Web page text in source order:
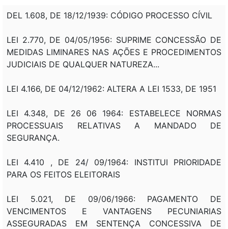
DEL 1.608, DE 18/12/1939: CÓDIGO PROCESSO CÍVIL
LEI 2.770, DE 04/05/1956: SUPRIME CONCESSÃO DE
MEDIDAS LIMINARES NAS AÇÕES E PROCEDIMENTOS
JUDICIAIS DE QUALQUER NATUREZA...
LEI 4.166, DE 04/12/1962: ALTERA A LEI 1533, DE 1951
LEI 4.348, DE 26 06 1964: ESTABELECE NORMAS
PROCESSUAIS RELATIVAS A MANDADO DE
SEGURANÇA.
LEI 4.410 , DE 24/ 09/1964: INSTITUI PRIORIDADE
PARA OS FEITOS ELEITORAIS
LEI 5.021, DE 09/06/1966: PAGAMENTO DE
VENCIMENTOS E VANTAGENS PECUNIARIAS
ASSEGURADAS EM SENTENÇA CONCESSIVA DE